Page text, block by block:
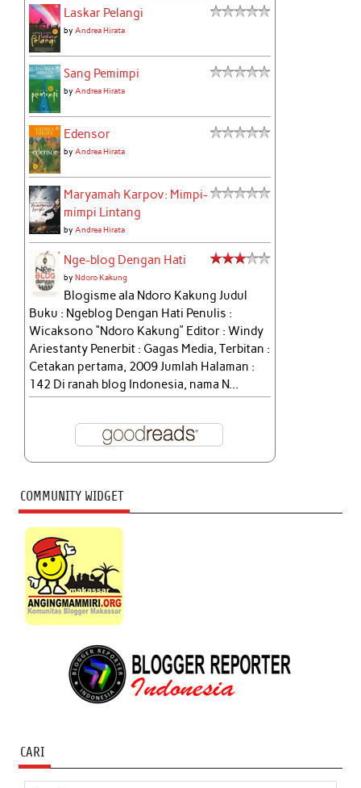
Laskar Pelangi
byAndrea Hirata
Sang Pemimpi
byAndrea Hirata
Edensor
byAndrea Hirata
Maryamah Karpov: Mimpi-
mimpi Lintang
byAndrea Hirata
Nge-blog Dengan Hati
byNdoro Kakung
Blogisme ala Ndoro Kakung Judul
Buku : Ngeblog Dengan Hati Penulis :
Wicaksono “Ndoro Kakung” Editor : Windy
Ariestanty Penerbit : Gagas Media, Terbitan :
Cetakan pertama, 2009 Jumlah Halaman :
142 Di ranah blog Indonesia, nama N...
COMMUNITY WIDGET
CARI